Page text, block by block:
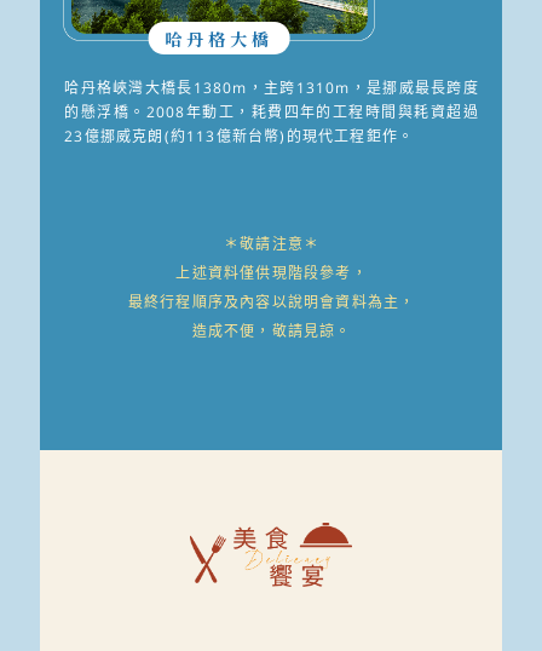
哈丹格大橋
哈丹格峽灣大橋長1380m，主跨1310m，是挪威最長跨度
的懸浮橋。2008年動工，耗費四年的工程時間與耗資超過
23億挪威克朗(約113億新台幣)的現代工程鉅作。
＊敬請注意＊
上述資料僅供現階段參考，
最終行程順序及內容以說明會資料為主，
造成不便，敬請見諒。